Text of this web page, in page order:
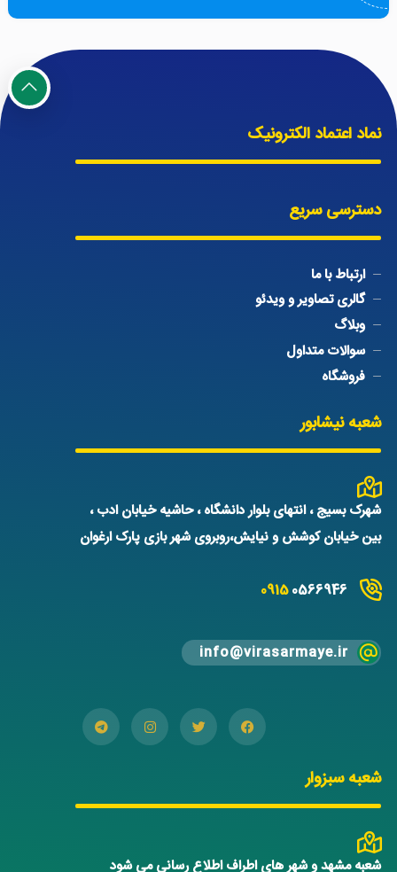
نماد اعتماد الکترونیک
دسترسی سریع
ارتباط با ما
گالری تصاویر و ویدئو
وبلاگ
سوالات متداول
فروشگاه
شعبه نیشابور
شهرک بسیج ، انتهای بلوار دانشگاه ، حاشیه خیابان ادب ،
بین خیابان کوشش و نیایش،روبروی شهر بازی پارک ارغوان
09150566946
info@virasarmaye.ir
شعبه سبزوار
شعبه مشهد و شهر های اطراف اطلاع رسانی می شود